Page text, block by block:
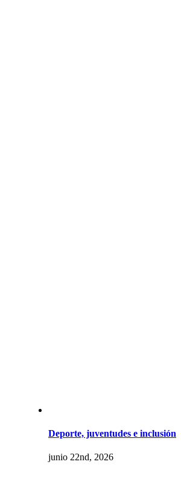
Deporte, juventudes e inclusión
junio 22nd, 2026